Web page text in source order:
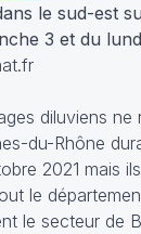
le sud-est
3 et du
diluviens ne
du-Rhône
2021 mais ils
le
le secteur de